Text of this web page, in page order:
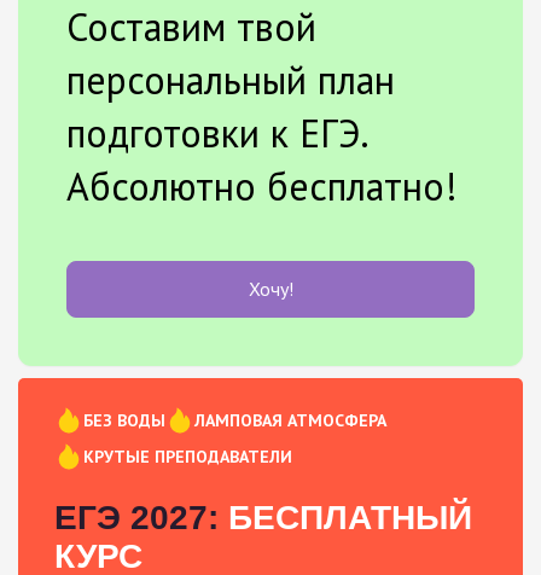
Составим твой
персональный план
подготовки к ЕГЭ.
Абсолютно бесплатно!
Хочу!
БЕЗ ВОДЫ
ЛАМПОВАЯ АТМОСФЕРА
КРУТЫЕ ПРЕПОДАВАТЕЛИ
ЕГЭ 2027: БЕСПЛАТНЫЙ
КУРС